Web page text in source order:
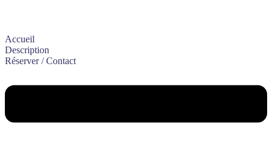
Accueil
Description
Réserver / Contact